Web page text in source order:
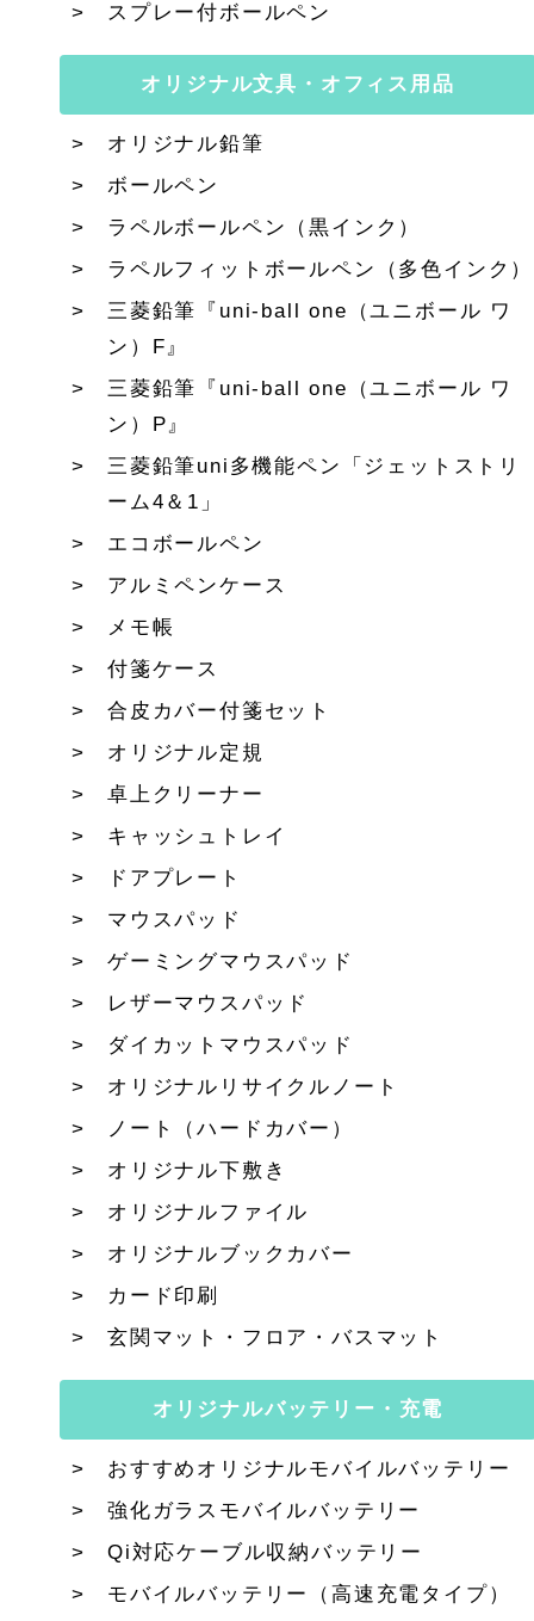
スプレー付ボールペン
オリジナル文具・オフィス用品
オリジナル鉛筆
ボールペン
ラペルボールペン（黒インク）
ラペルフィットボールペン（多色インク）
三菱鉛筆『uni-ball one（ユニボール ワ
ン）F』
三菱鉛筆『uni-ball one（ユニボール ワ
ン）P』
三菱鉛筆uni多機能ペン「ジェットストリ
ーム4＆1」
エコボールペン
アルミペンケース
メモ帳
付箋ケース
合皮カバー付箋セット
オリジナル定規
卓上クリーナー
キャッシュトレイ
ドアプレート
マウスパッド
ゲーミングマウスパッド
レザーマウスパッド
ダイカットマウスパッド
オリジナルリサイクルノート
ノート（ハードカバー）
オリジナル下敷き
オリジナルファイル
オリジナルブックカバー
カード印刷
玄関マット・フロア・バスマット
オリジナルバッテリー・充電
おすすめオリジナルモバイルバッテリー
強化ガラスモバイルバッテリー
Qi対応ケーブル収納バッテリー
モバイルバッテリー（高速充電タイプ）